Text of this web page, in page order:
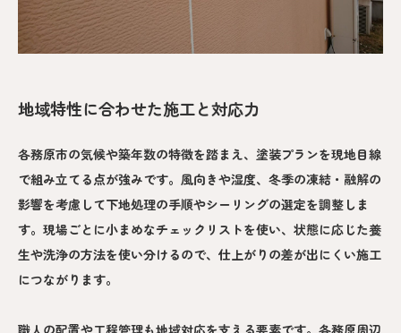
地域特性に合わせた施工と対応力
各務原市の気候や築年数の特徴を踏まえ、塗装プランを現地目線
で組み立てる点が強みです。風向きや湿度、冬季の凍結・融解の
影響を考慮して下地処理の手順やシーリングの選定を調整しま
す。現場ごとに小まめなチェックリストを使い、状態に応じた養
生や洗浄の方法を使い分けるので、仕上がりの差が出にくい施工
につながります。
職人の配置や工程管理も地域対応を支える要素です。各務原周辺